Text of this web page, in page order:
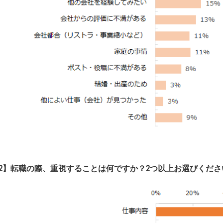
】転職の際、重視することは何ですか？2つ以上お選びくだ